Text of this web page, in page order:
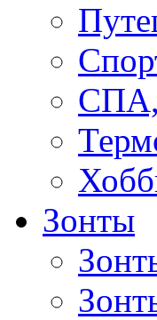
СПА,
Зонты